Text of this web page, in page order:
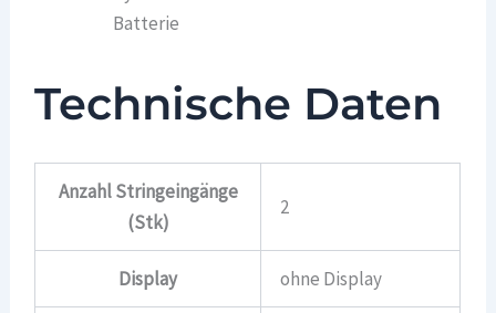
Batterie
Technische Daten
Anzahl Stringeingänge
(Stk)
2
Display ohne Display